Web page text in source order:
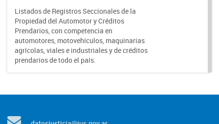
Listados de Registros Seccionales de la
Propiedad del Automotor y Créditos
Prendarios, con competencia en
automotores, motovehículos, maquinarias
agrícolas, viales e industriales y de créditos
prendarios de todo el país.